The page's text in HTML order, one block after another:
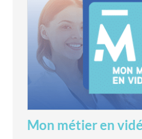
Mon métier en